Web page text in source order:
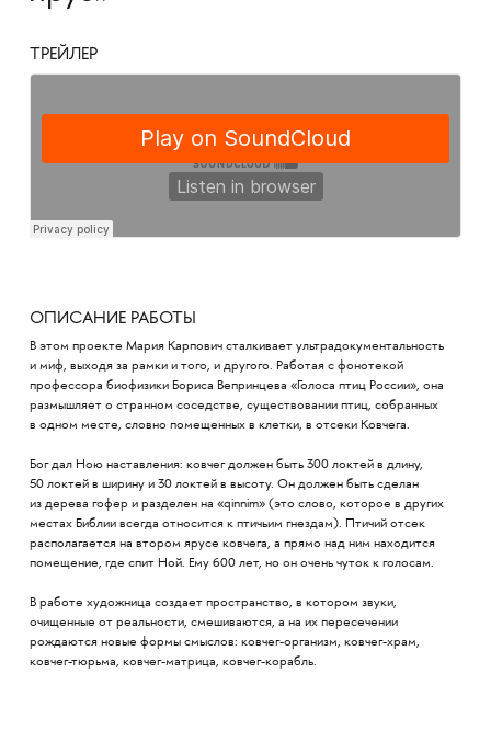
ТРЕЙЛЕР
ОПИСАНИЕ РАБОТЫ
В этом проекте Мария Карпович сталкивает ультрадокументальность
и миф, выходя за рамки и того, и другого. Работая с фонотекой
профессора биофизики Бориса Вепринцева «Голоса птиц России», она
размышляет о странном соседстве, существовании птиц, собранных
в одном месте, словно помещенных в клетки, в отсеки Ковчега.
Бог дал Ною наставления: ковчег должен быть 300 локтей в длину,
50 локтей в ширину и 30 локтей в высоту. Он должен быть сделан
из дерева гофер и разделен на «qinnim» (это слово, которое в других
местах Библии всегда относится к птичьим гнездам). Птичий отсек
располагается на втором ярусе ковчега, а прямо над ним находится
помещение, где спит Ной. Ему 600 лет, но он очень чуток к голосам.
В работе художница создает пространство, в котором звуки,
очищенные от реальности, смешиваются, а на их пересечении
рождаются новые формы смыслов: ковчег-организм, ковчег-храм,
ковчег-тюрьма, ковчег-матрица, ковчег-корабль.